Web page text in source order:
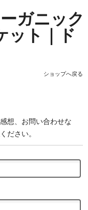
ガニック
ット｜ド
ショップへ戻る
想、お問い合わせな
ださい。